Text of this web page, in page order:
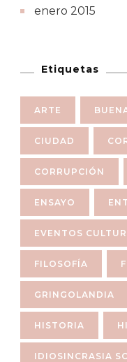
enero 2015
Etiquetas
ARTE
CIUDAD
CORRUPCIÓN
ENSAYO
EVENTOS
FILOSOFÍA
GRINGOLANDIA
HISTORIA
IDIOSINCRASIA